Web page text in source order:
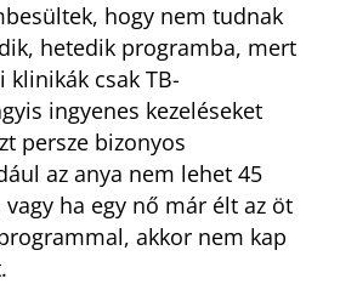
hogy nem tudnak
hetedik programba, mert
klinikák csak TB-
ingyenes kezeléseket
persze bizonyos
az anya nem lehet 45
ha egy nő már élt az öt
akkor nem kap